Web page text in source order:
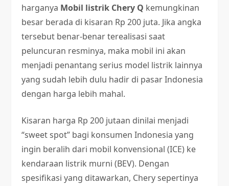
harganya Mobil listrik Chery Q kemungkinan
besar berada di kisaran Rp 200 juta. Jika angka
tersebut benar-benar terealisasi saat
peluncuran resminya, maka mobil ini akan
menjadi penantang serius model listrik lainnya
yang sudah lebih dulu hadir di pasar Indonesia
dengan harga lebih mahal.
Kisaran harga Rp 200 jutaan dinilai menjadi
“sweet spot” bagi konsumen Indonesia yang
ingin beralih dari mobil konvensional (ICE) ke
kendaraan listrik murni (BEV). Dengan
spesifikasi yang ditawarkan, Chery sepertinya